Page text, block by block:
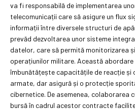
va fi responsabilă de implementarea
telecomunicații care să asigure un flux
informații între diversele structuri de
prevăd dezvoltarea unor sisteme
datelor, care să permită monitorizarea
operațiunilor militare. Această
îmbunătățește capacitățile de reacție și
armate, dar asigură și o protecție
cibernetice. De asemenea, colaborarea
bursă în cadrul acestor contracte